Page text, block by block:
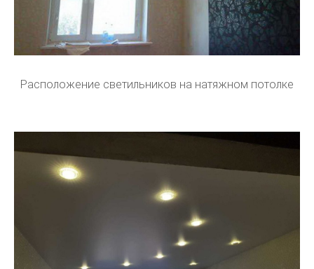
Расположение светильников на натяжном потолке